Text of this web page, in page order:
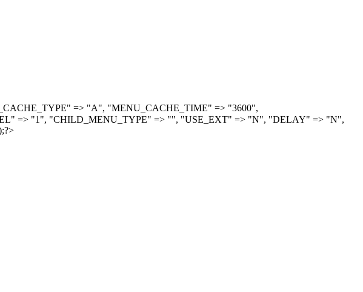
=> "A", "MENU_CACHE_TIME" => "3600",
=> "1", "CHILD_MENU_TYPE" => "", "USE_EXT" => "N", "DELAY" => "N",